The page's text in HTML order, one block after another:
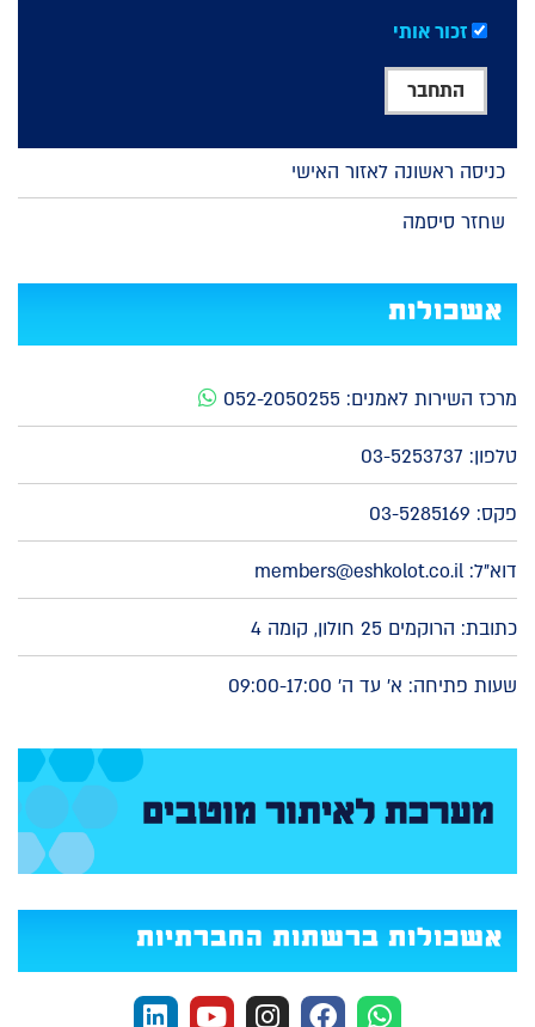
זכור אותי
כניסה ראשונה לאזור האישי
שחזר סיסמה
אשכולות
מרכז השירות לאמנים: 052-2050255
טלפון: 03-5253737
פקס: 03-5285169
דוא"ל: members@eshkolot.co.il
כתובת: הרוקמים 25 חולון, קומה 4
שעות פתיחה: א' עד ה' 09:00-17:00
אשכולות ברשתות החברתיות